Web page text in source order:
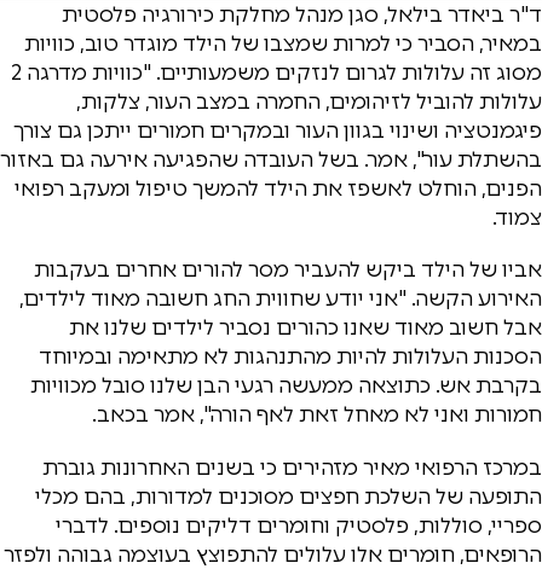
ד"ר ביאדר בילאל, סגן מנהל מחלקת כירורגיה פלסטית
במאיר, הסביר כי למרות שמצבו של הילד מוגדר טוב, כוויות
מסוג זה עלולות לגרום לנזקים משמעותיים. "כוויות מדרגה 2
עלולות להוביל לזיהומים, החמרה במצב העור, צלקות,
פיגמנטציה ושינוי בגוון העור ובמקרים חמורים ייתכן גם צורך
בהשתלת עור", אמר. בשל העובדה שהפגיעה אירעה גם באזור
הפנים, הוחלט לאשפז את הילד להמשך טיפול ומעקב רפואי
צמוד.
אביו של הילד ביקש להעביר מסר להורים אחרים בעקבות
האירוע הקשה. "אני יודע שחווית החג חשובה מאוד לילדים,
אבל חשוב מאוד שאנו כהורים נסביר לילדים שלנו את
הסכנות העלולות להיות מהתנהגות לא מתאימה ובמיוחד
בקרבת אש. כתוצאה ממעשה רגעי הבן שלנו סובל מכוויות
חמורות ואני לא מאחל זאת לאף הורה", אמר בכאב.
במרכז הרפואי מאיר מזהירים כי בשנים האחרונות גוברת
התופעה של השלכת חפצים מסוכנים למדורות, בהם מכלי
ספריי, סוללות, פלסטיק וחומרים דליקים נוספים. לדברי
הרופאים, חומרים אלו עלולים להתפוצץ בעוצמה גבוהה ולפזר